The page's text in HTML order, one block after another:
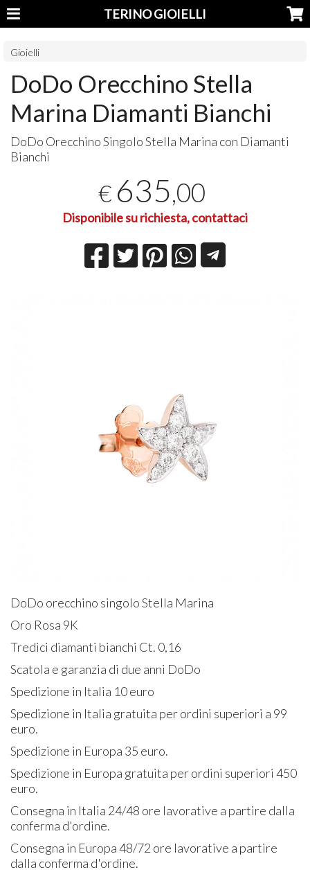
TERINO GIOIELLI
Gioielli
DoDo Orecchino Stella
Marina Diamanti Bianchi
DoDo Orecchino Singolo Stella Marina con Diamanti
Bianchi
€ 635,00
Disponibile su richiesta, contattaci
DoDo orecchino singolo Stella Marina
Oro Rosa 9K
Tredici diamanti bianchi Ct. 0,16
Scatola e garanzia di due anni DoDo
Spedizione in Italia 10 euro
Spedizione in Italia gratuita per ordini superiori a 99
euro.
Spedizione in Europa 35 euro.
Spedizione in Europa gratuita per ordini superiori 450
euro.
Consegna in Italia 24/48 ore lavorative a partire dalla
conferma d'ordine.
Consegna in Europa 48/72 ore lavorative a partire
dalla conferma d'ordine.